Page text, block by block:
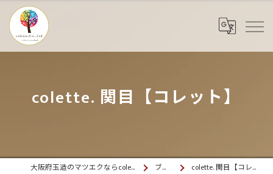
colette. 関目【コレット】
大阪府玉造のマツエクならcolette. 玉造 ブログ colette. 関目【コレット】